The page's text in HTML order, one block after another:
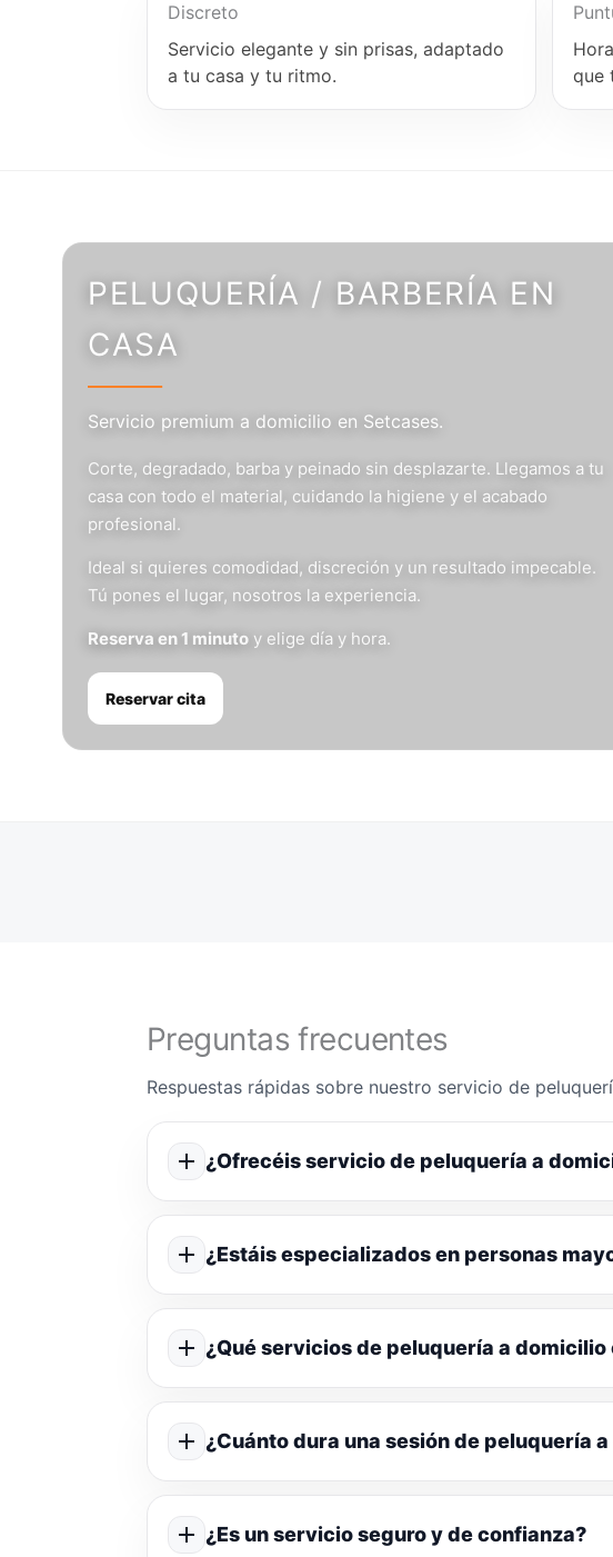
Discreto
Servicio elegante y sin prisas, adaptado
a tu casa y tu ritmo.
que
PELUQUERÍA / BARBERÍA EN
CASA
Servicio premium a domicilio en Setcases.
Corte, degradado, barba y peinado sin desplazarte. Llegamos a tu
casa con todo el material, cuidando la higiene y el acabado
profesional.
Ideal si quieres comodidad, discreción y un resultado impecable.
Tú pones el lugar, nosotros la experiencia.
Reserva en 1 minuto y elige día y hora.
Reservar cita
Preguntas frecuentes
Respuestas rápidas sobre nuestro servicio de
¿Ofrecéis servicio de peluquería a
¿Estáis especializados en personas
¿Qué servicios de peluquería a domicilio
¿Cuánto dura una sesión de peluquería
¿Es un servicio seguro y de confianza?